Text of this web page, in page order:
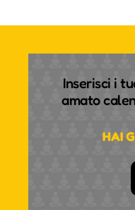
Inserisci i
amato
HAI